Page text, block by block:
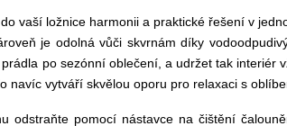
do vaší ložnice harmonii a praktické řešení v
je odolná vůči skvrnám díky
po sezónní oblečení, a udržet tak interiér
navíc vytváří skvělou oporu pro relaxaci s
odstraňte pomocí nástavce na čištění